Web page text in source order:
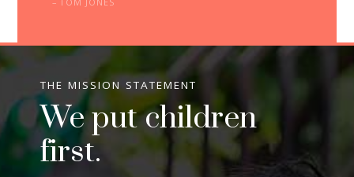
THE MISSION STATEMENT
We put children
first.